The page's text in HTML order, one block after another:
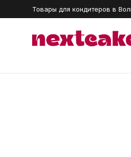
Товары для кондитеров в